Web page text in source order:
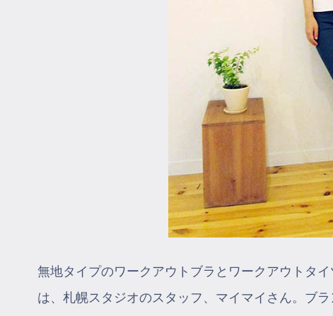
無地タイプのワークアウトブラとワークアウトタ
は、札幌スタジオのスタッフ、マイマイさん。ブ